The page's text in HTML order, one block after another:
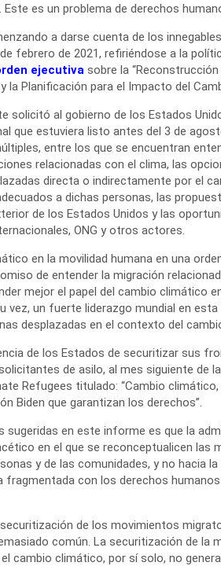
es un problema de derechos
a darse cuenta de los
febrero de 2021, refiriéndose a la
ejecutiva sobre la
la Planificación para el Impacto del
solicitó al gobierno de los Estados
que estuviera listo antes del 3 de
entre los que se encuentran
relacionadas con el clima, las
directa o indirectamente por el
a dichas personas, las
de los Estados Unidos y las
ONG y otros actores.
en la movilidad humana en una
de entender la migración
mejor el papel del cambio climático
vez, un fuerte liderazgo mundial en
desplazadas en el contexto del
de los Estados de securitizar sus
de asilo, al mes siguiente de
Refugees titulado: “Cambio
Biden que garantizan los derechos”.
sugeridas en este informe es que la
en el que se reconceptualicen las
y de las comunidades, y no hacia
con los derechos
de los movimientos
común. La securitización de la
cambio climático, por sí solo, no